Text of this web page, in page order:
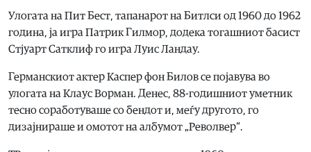
Улогата на Пит Бест, тапанарот на Битлси од 1960 до 1962
година, ја игра Патрик Гилмор, додека тогашниот басист
Стјуарт Сатклиф го игра Луис Ландау.
Германскиот актер Каспер фон Билов се појавува во
улогата на Клаус Ворман. Денес, 88-годишниот уметник
тесно соработуваше со бендот и, меѓу другото, го
дизајнираше и омотот на албумот „Револвер“.